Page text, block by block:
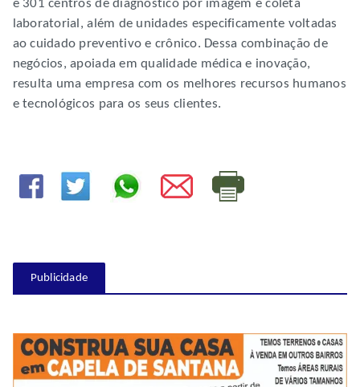
e 301 centros de diagnóstico por imagem e coleta
laboratorial, além de unidades especificamente voltadas
ao cuidado preventivo e crônico. Dessa combinação de
negócios, apoiada em qualidade médica e inovação,
resulta uma empresa com os melhores recursos humanos
e tecnológicos para os seus clientes.
Publicidade